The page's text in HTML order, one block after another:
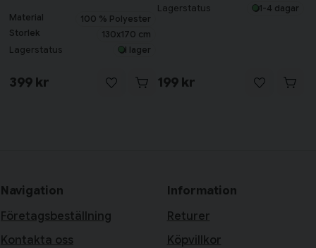
Material
100 % Polyester
Storlek
130x170 cm
Lagerstatus I lager
399 kr
Lagerstatus 1-4 dagar
199 kr
Navigation
Företagsbeställning
Kontakta oss
Information
Returer
Köpvillkor